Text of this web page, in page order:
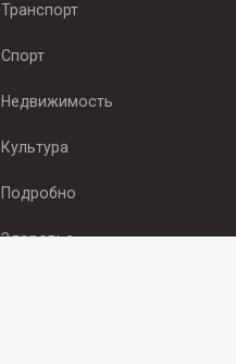
Транспорт
Спорт
Недвижимость
Культура
Подробно
Здоровье